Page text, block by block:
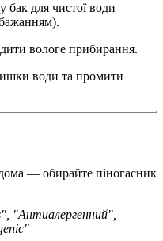
бак для чистої води
бажанням).
вологе прибирання.
води та промити
— обирайте піногасник
"Антиалергенний",